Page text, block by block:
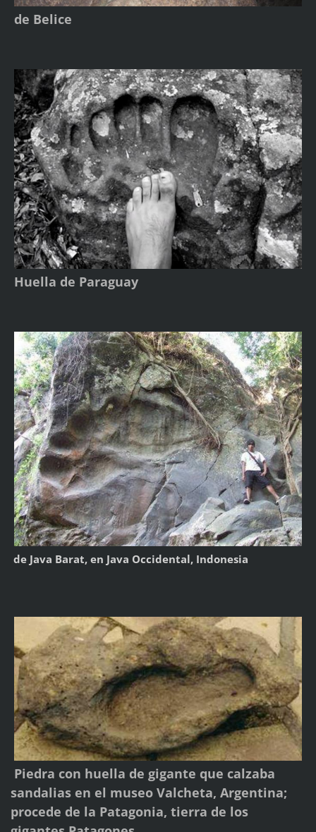
de Belice
Huella de Paraguay
de Java Barat, en Java Occidental, Indonesia
Piedra con huella de gigante que calzaba
sandalias en el museo Valcheta, Argentina;
procede de la Patagonia, tierra de los